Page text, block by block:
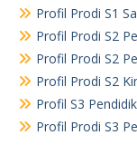
Profil Prodi S1
Profil Prodi S2
Profil Prodi S2
Profil Prodi S2
Profil S3
Profil Prodi S3